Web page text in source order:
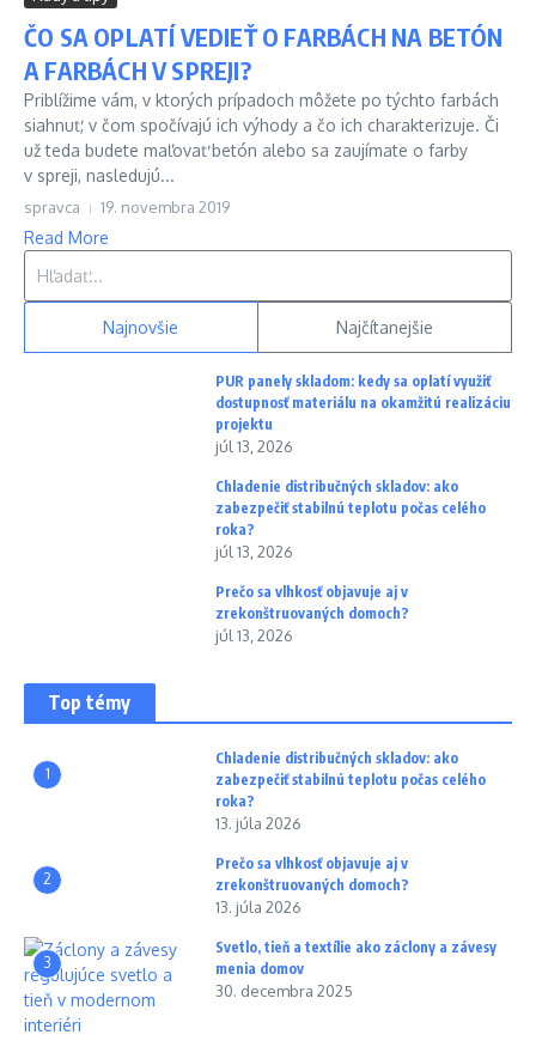
ČO SA OPLATÍ VEDIEŤ O FARBÁCH NA BETÓN
A FARBÁCH V SPREJI?
Priblížime vám, v ktorých prípadoch môžete po týchto farbách
siahnuť, v čom spočívajú ich výhody a čo ich charakterizuje. Či
už teda budete maľovať betón alebo sa zaujímate o farby
v spreji, nasledujú...
spravca 19. novembra 2019
Read More
Najnovšie Najčítanejšie
PUR panely skladom: kedy sa oplatí využiť
dostupnosť materiálu na okamžitú realizáciu
projektu
júl 13, 2026
Chladenie distribučných skladov: ako
zabezpečiť stabilnú teplotu počas celého
roka?
júl 13, 2026
Prečo sa vlhkosť objavuje aj v
zrekonštruovaných domoch?
júl 13, 2026
Top témy
1
Chladenie distribučných skladov: ako
zabezpečiť stabilnú teplotu počas celého
roka?
13. júla 2026
2
Prečo sa vlhkosť objavuje aj v
zrekonštruovaných domoch?
13. júla 2026
3
Svetlo, tieň a textílie ako záclony a závesy
menia domov
30. decembra 2025